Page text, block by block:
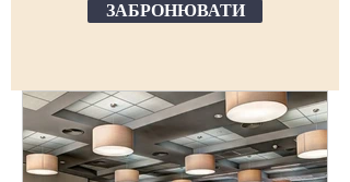
ЗАБРОНЮВАТИ